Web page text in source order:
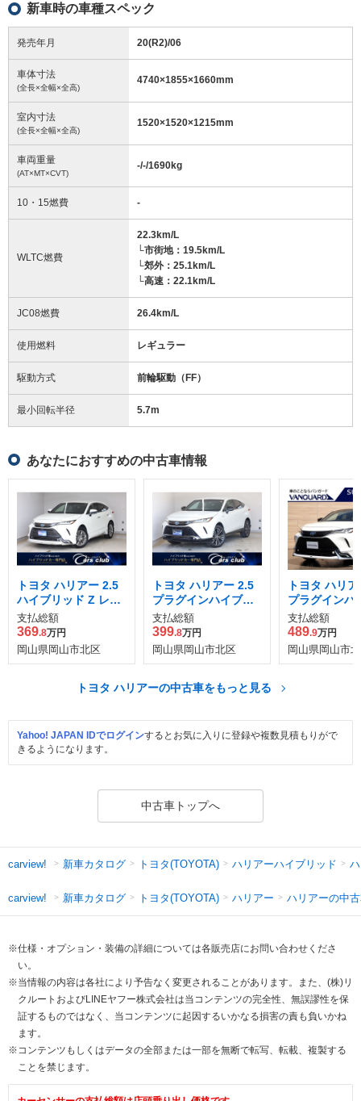
新車時の車種スペック
発売年月 20(R2)/06
車体寸法
(全長×全幅×全高)
4740×1855×1660mm
室内寸法
(全長×全幅×全高)
1520×1520×1215mm
車両重量
(AT×MT×CVT)
-/-/1690kg
10・15燃費 -
WLTC燃費
22.3km/L
└市街地：19.5km/L
└郊外：25.1km/L
└高速：22.1km/L
JC08燃費 26.4km/L
使用燃料 レギュラー
駆動方式 前輪駆動（FF）
最小回転半径 5.7m
あなたにおすすめの中古車情報
トヨタ ハリアー 2.5
ハイブリッド Z レザ
ーパッケージ
支払総額
369.8万円
岡山県岡山市北区
トヨタ ハリアー 2.5
プラグインハイブリ
ッド Z E-Four 4WD
支払総額
399.8万円
岡山県岡山市北区
トヨタ ハリ
プラグインハ
ッド Z E-
支払総額
489.9万円
岡山県岡山市
トヨタ ハリアーの中古車をもっと見る
Yahoo! JAPAN IDでログインするとお気に入りに登録や複数見積もりがで
きるようになります。
中古車トップへ
carview! 新車カタログ トヨタ(TOYOTA) ハリアーハイブリッド
carview! 新車カタログ トヨタ(TOYOTA) ハリアー ハリアーの中
※仕様・オプション・装備の詳細については各販売店にお問い合わせくださ
い。
※当情報の内容は各社により予告なく変更されることがあります。また、(株)リ
クルートおよびLINEヤフー株式会社は当コンテンツの完全性、無誤謬性を保
証するものではなく、当コンテンツに起因するいかなる損害の責も負いかね
ます。
※コンテンツもしくはデータの全部または一部を無断で転写、転載、複製する
ことを禁じます。